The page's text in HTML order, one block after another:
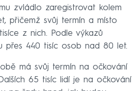
zvládlo zaregistrovat kolem
přičemž svůj termín a místo
z nich. Podle výkazů
přes 440 tisíc osob nad 80 let.
má svůj termín na očkování
65 tisíc lidí je na očkování